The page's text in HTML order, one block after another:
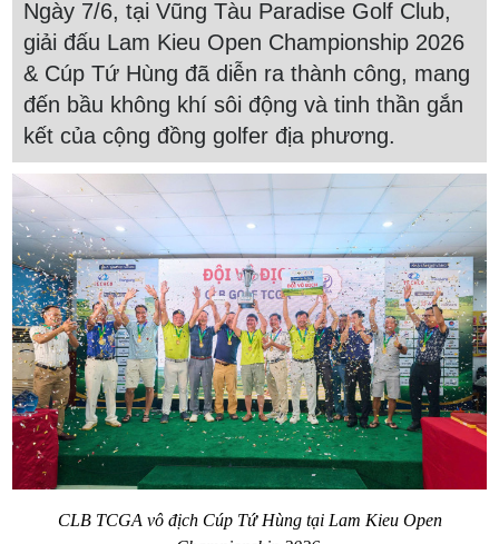
Ngày 7/6, tại Vũng Tàu Paradise Golf Club,
giải đấu Lam Kieu Open Championship 2026
& Cúp Tứ Hùng đã diễn ra thành công, mang
đến bầu không khí sôi động và tinh thần gắn
kết của cộng đồng golfer địa phương.
CLB TCGA vô địch Cúp Tứ Hùng tại Lam Kieu Open